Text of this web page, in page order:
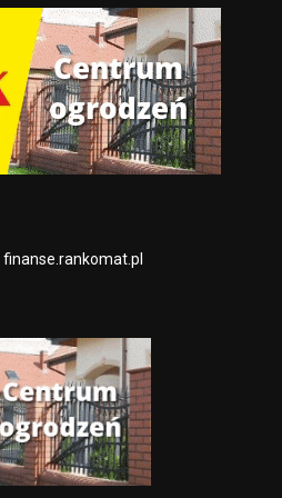
finanse.rankomat.pl